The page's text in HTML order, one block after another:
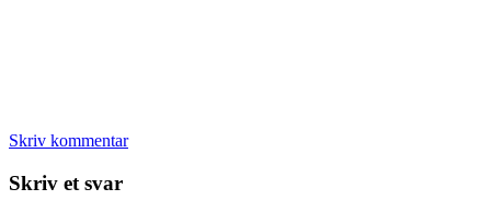
Skriv kommentar
Læserinteraktioner
Skriv et svar